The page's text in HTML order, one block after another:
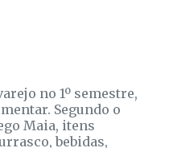
no 1º semestre,
Segundo o
Maia, itens
bebidas,